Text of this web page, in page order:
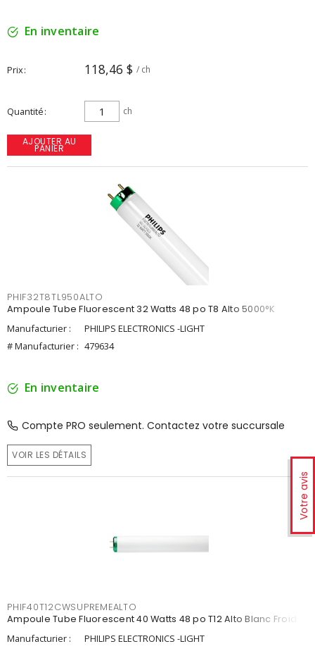
Votre avis
En inventaire
Prix 118,46 $ / ch
Quantité ch
AJOUTER AU
PANIER
PHIF32T8TL950ALTO
Ampoule Tube Fluorescent 32 Watts 48 po T8 Alto 5000°K
Manufacturier :
PHILIPS ELECTRONICS -LIGHT
# Manufacturier : 479634
En inventaire
Compte PRO seulement. Contactez votre succursale
VOIR LES DÉTAILS
PHIF40T12CWSUPREMEALTO
Ampoule Tube Fluorescent 40 Watts 48 po T12 Alto Blanc Froid
Manufacturier :
PHILIPS ELECTRONICS -LIGHT